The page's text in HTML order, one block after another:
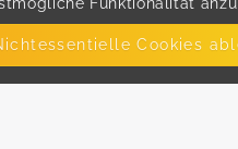
Cookies